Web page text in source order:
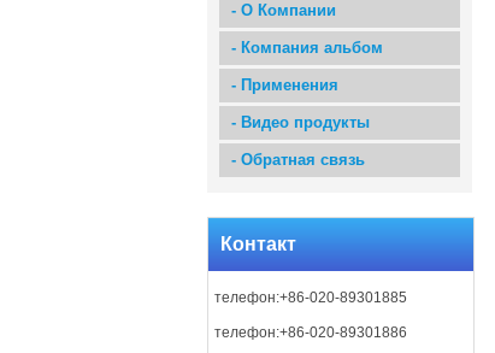
- О Компании
- Компания альбом
- Применения
- Видео продукты
- Обратная связь
Контакт
телефон:+86-020-89301885
телефон:+86-020-89301886